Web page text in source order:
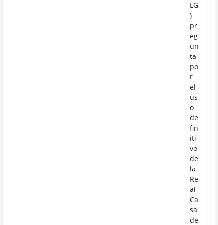
LG
)
pr
eg
un
ta
po
r
el
us
o
de
fin
iti
vo
de
la
Re
al
Ca
sa
de